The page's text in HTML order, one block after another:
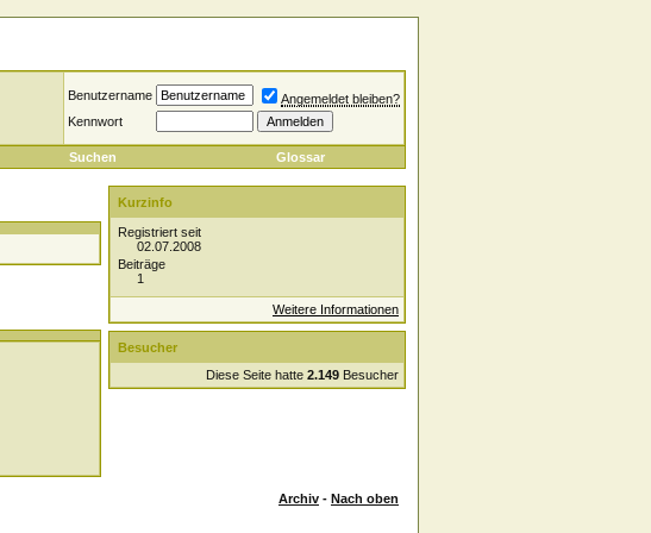
Benutzername
Angemeldet bleiben?
Kennwort
Suchen Glossar
Kurzinfo
Registriert seit
02.07.2008
Beiträge
1
Weitere Informationen
Besucher
Diese Seite hatte 2.149 Besucher
Archiv - Nach oben